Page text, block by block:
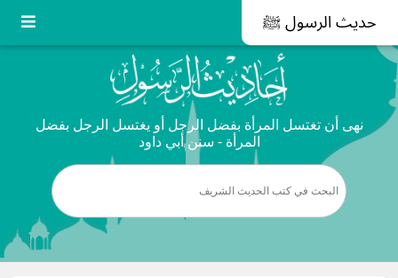
حديث الرسول ﷺ
نهى أن تغتسل المرأة بفضل الرجل أو يغتسل الرجل بفضل
المرأة - سنن أبي داود